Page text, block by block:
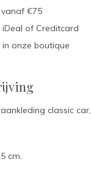
€75
of Creditcard
onze boutique
classic car,
cm.